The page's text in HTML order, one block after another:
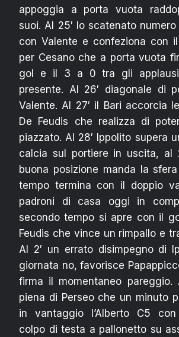
appoggia a porta vuota
suoi. Al 25′ lo scatenato
con Valente e confeziona con
per Cesano che a porta vuota
gol e il 3 a 0 tra gli applausi
presente. Al 26′ diagonale di
Valente. Al 27′ il Bari accorcia
De Feudis che realizza di
piazzato. Al 28′ Ippolito supera
calcia sul portiere in uscita, al
buona posizione manda la
tempo termina con il doppio
padroni di casa oggi in
secondo tempo si apre con il
Feudis che vince un rimpallo e
Al 2′ un errato disimpegno di
giornata no, favorisce
firma il momentaneo pareggio.
piena di Perseo che un minuto
in vantaggio l’Alberto C5
colpo di testa a pallonetto su